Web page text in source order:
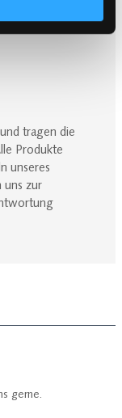
der Dienste
tragen die
Produkte
unseres
uns zur
gerne.